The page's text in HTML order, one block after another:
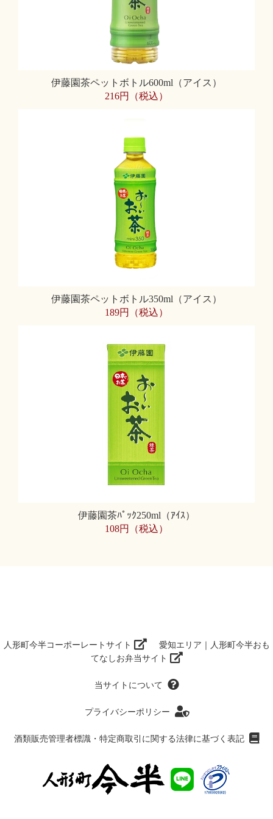
伊藤園茶ペットボトル600ml（アイス）
216円（税込）
伊藤園茶ペットボトル350ml（アイス）
189円（税込）
伊藤園茶ﾊﾟｯｸ250ml（ｱｲｽ）
108円（税込）
人形町今半コーポーレートサイト
愛知エリア｜人形町今半おも
てなしお弁当サイト
当サイトについて
プライバシーポリシー
酒類販売管理者標識・特定商取引に関する法律に基づく表記